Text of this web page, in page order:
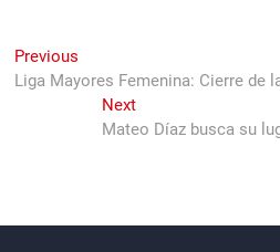
Navegación
de
entradas
Previous
post:
Liga Mayores Femenina: Cierre de
NextNext
post:
Mateo Díaz busca su